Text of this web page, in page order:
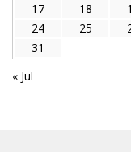
17
18
24
25
31
« Jul